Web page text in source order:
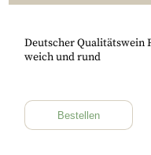
Deutscher Qualitätswein
weich und rund
Bestellen